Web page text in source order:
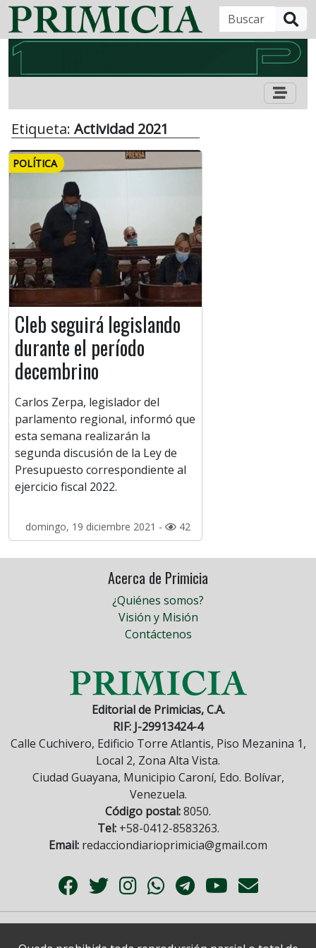
Etiqueta: Actividad 2021
POLÍTICA
Cleb seguirá legislando
durante el período
decembrino
Carlos Zerpa, legislador del
parlamento regional, informó que
esta semana realizarán la
segunda discusión de la Ley de
Presupuesto correspondiente al
ejercicio fiscal 2022.
domingo, 19 diciembre 2021 - 42
Acerca de Primicia
¿Quiénes somos?
Visión y Misión
Contáctenos
Editorial de Primicias, C.A.
RIF: J-29913424-4
Calle Cuchivero, Edificio Torre Atlantis, Piso Mezanina 1,
Local 2, Zona Alta Vista.
Ciudad Guayana, Municipio Caroní, Edo. Bolívar,
Venezuela.
Código postal:8050.
Tel:+58-0412-8583263.
Email: redacciondiarioprimicia@gmail.com